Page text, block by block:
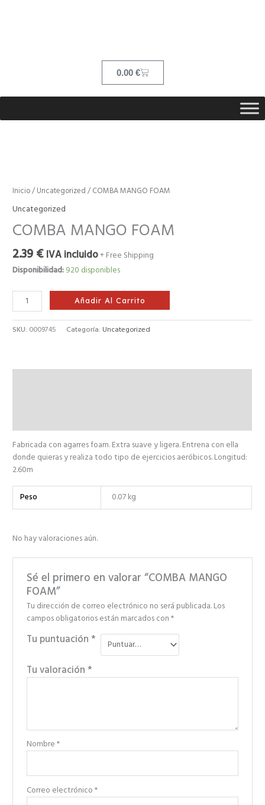
0.00 €Cart
Inicio/Uncategorized / COMBA MANGO FOAM
Uncategorized
COMBA MANGO FOAM
2.39€ IVA incluido+ Free Shipping
Disponibilidad:920 disponibles
FOAM
Añadir Al Carrito
SKU: 0009745 Categoría: Uncategorized
Fabricada con agarres foam. Extra suave y ligera. Entrena con ella
donde quieras y realiza todo tipo de ejercicios aeróbicos. Longitud:
2.60m
Peso 0.07 kg
No hay valoraciones aún.
Sé el primero en valorar “COMBA MANGO
FOAM”
Tu dirección de correo electrónico no será publicada.Los
campos obligatorios están marcados con*
Tu puntuación*
Tu valoración*
Nombre*
Correo electrónico*